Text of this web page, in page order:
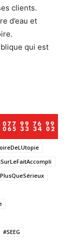
clients.
d’eau et
qui est
#SEEG